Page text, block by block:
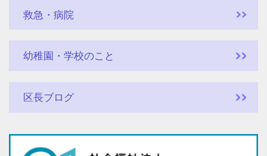
救急・病院
幼稚園・学校のこと
区長ブログ